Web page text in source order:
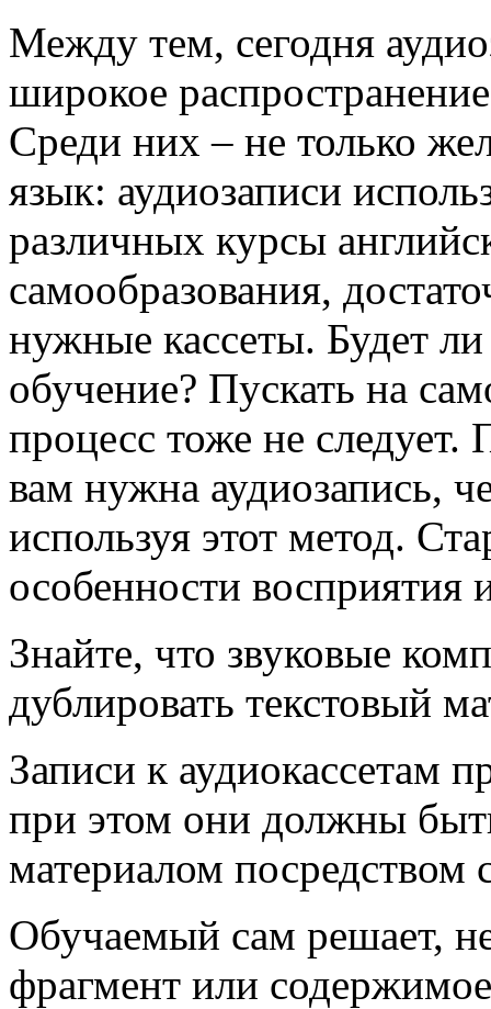
Между тем, сегодня
широкое
Среди них – не только
язык: аудиозаписи
различных курсы
самообразования,
нужные кассеты. Будет
обучение? Пускать на
процесс тоже не следует.
вам нужна аудиозапись,
используя этот метод.
особенности
Знайте, что звуковые
дублировать текстовый
Записи к аудиокассетам
при этом они должны
материалом посредством
Обучаемый сам решает,
фрагмент или